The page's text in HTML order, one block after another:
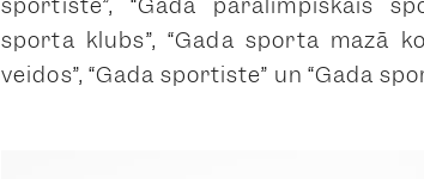
sporta klubs”, “Gada sporta mazā
veidos”, “Gada sportiste” un “Gada